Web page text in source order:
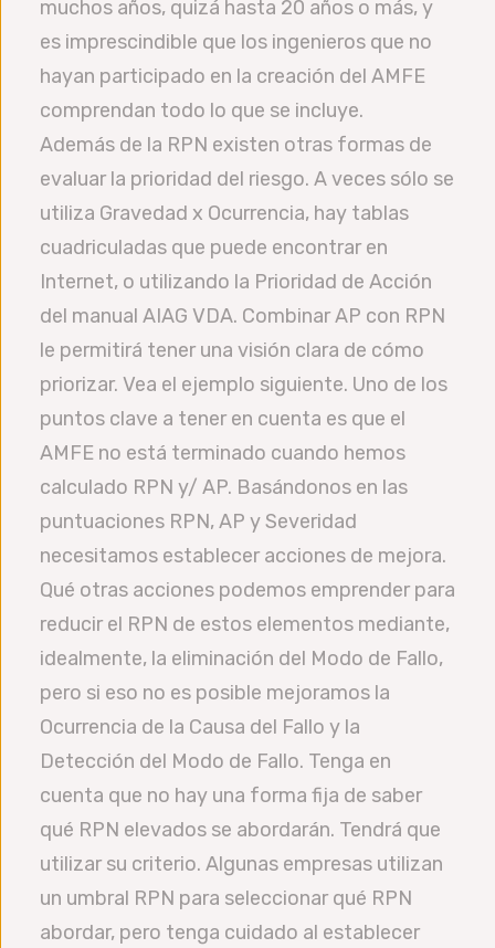
muchos años, quizá hasta 20 años o más, y
es imprescindible que los ingenieros que no
hayan participado en la creación del AMFE
comprendan todo lo que se incluye.
Además de la RPN existen otras formas de
evaluar la prioridad del riesgo. A veces sólo se
utiliza Gravedad x Ocurrencia, hay tablas
cuadriculadas que puede encontrar en
Internet, o utilizando la Prioridad de Acción
del manual AIAG VDA. Combinar AP con RPN
le permitirá tener una visión clara de cómo
priorizar. Vea el ejemplo siguiente. Uno de los
puntos clave a tener en cuenta es que el
AMFE no está terminado cuando hemos
calculado RPN y/ AP. Basándonos en las
puntuaciones RPN, AP y Severidad
necesitamos establecer acciones de mejora.
Qué otras acciones podemos emprender para
reducir el RPN de estos elementos mediante,
idealmente, la eliminación del Modo de Fallo,
pero si eso no es posible mejoramos la
Ocurrencia de la Causa del Fallo y la
Detección del Modo de Fallo. Tenga en
cuenta que no hay una forma fija de saber
qué RPN elevados se abordarán. Tendrá que
utilizar su criterio. Algunas empresas utilizan
un umbral RPN para seleccionar qué RPN
abordar, pero tenga cuidado al establecer